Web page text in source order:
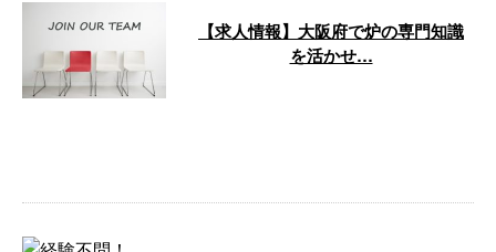
【求人情報】大阪府で炉の専門知識
を活かせ…